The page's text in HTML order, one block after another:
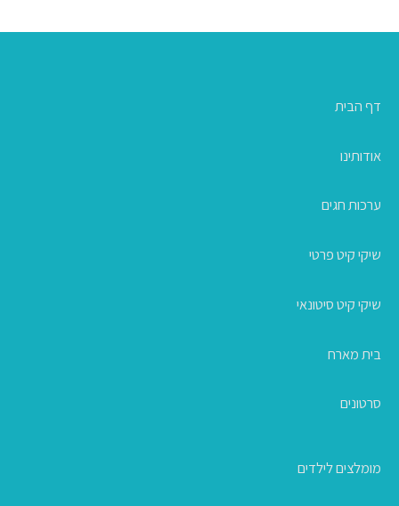
דף הבית
אודותינו
ערכות חגים
שיקי קיט פרטי
שיקי קיט סיטונאי
בית מארח
סרטונים
מומלצים לילדים